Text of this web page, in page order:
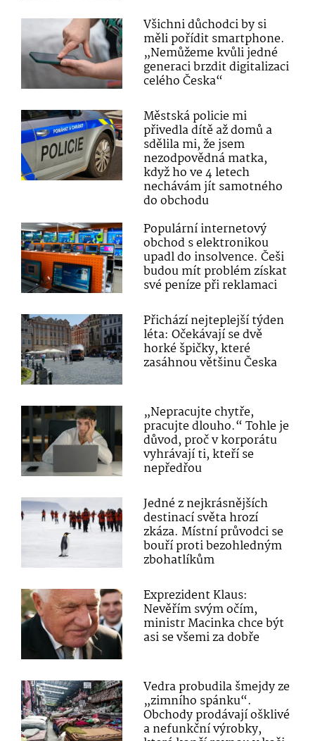
Všichni důchodci by si
měli pořídit smartphone.
„Nemůžeme kvůli jedné
generaci brzdit digitalizaci
celého Česka“
Městská policie mi
přivedla dítě až domů a
sdělila mi, že jsem
nezodpovědná matka,
když ho ve 4 letech
nechávám jít samotného
do obchodu
Populární internetový
obchod s elektronikou
upadl do insolvence. Češi
budou mít problém získat
své peníze při reklamaci
Přichází nejteplejší týden
léta: Očekávají se dvě
horké špičky, které
zasáhnou většinu Česka
„Nepracujte chytře,
pracujte dlouho.“ Tohle je
důvod, proč v korporátu
vyhrávají ti, kteří se
nepředřou
Jedné z nejkrásnějších
destinací světa hrozí
zkáza. Místní průvodci se
bouří proti bezohledným
zbohatlíkům
Exprezident Klaus:
Nevěřím svým očím,
ministr Macinka chce být
asi se všemi za dobře
Vedra probudila šmejdy ze
„zimního spánku“.
Obchody prodávají ošklivé
a nefunkční výrobky,